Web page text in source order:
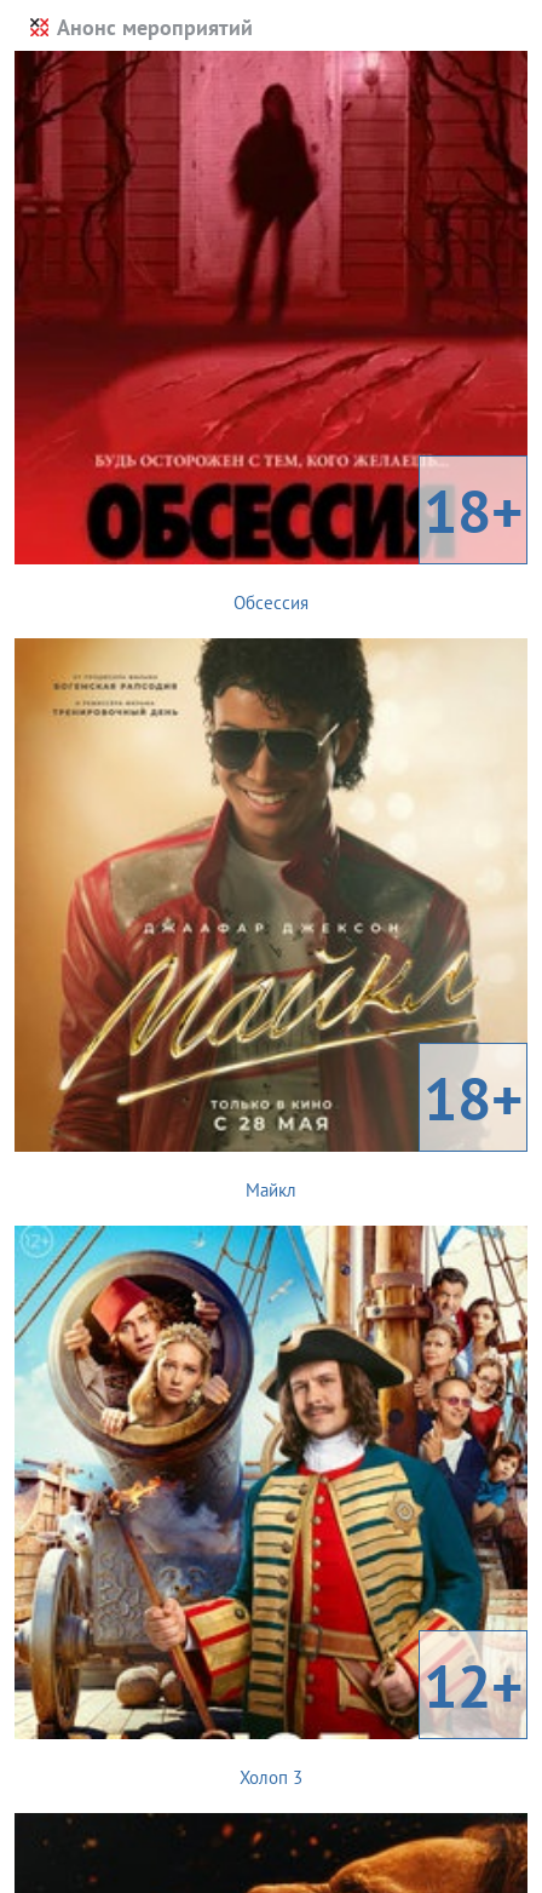
Анонс мероприятий
18+
Обсессия
18+
Майкл
12+
Холоп 3